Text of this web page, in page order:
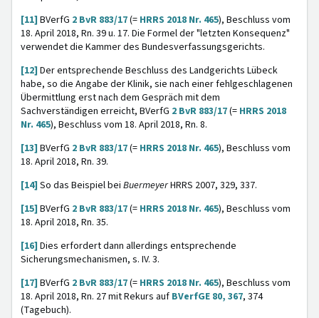
[11] BVerfG 2 BvR 883/17(= HRRS 2018 Nr. 465), Beschluss vom
18. April 2018, Rn. 39 u. 17. Die Formel der "letzten Konsequenz"
verwendet die Kammer des Bundesverfassungsgerichts.
[12] Der entsprechende Beschluss des Landgerichts Lübeck
habe, so die Angabe der Klinik, sie nach einer fehlgeschlagenen
Übermittlung erst nach dem Gespräch mit dem
Sachverständigen erreicht, BVerfG 2 BvR 883/17(= HRRS 2018
Nr. 465), Beschluss vom 18. April 2018, Rn. 8.
[13] BVerfG 2 BvR 883/17(= HRRS 2018 Nr. 465), Beschluss vom
18. April 2018, Rn. 39.
[14] So das Beispiel bei BuermeyerHRRS 2007, 329, 337.
[15] BVerfG 2 BvR 883/17(= HRRS 2018 Nr. 465), Beschluss vom
18. April 2018, Rn. 35.
[16] Dies erfordert dann allerdings entsprechende
Sicherungsmechanismen, s. IV. 3.
[17] BVerfG 2 BvR 883/17(= HRRS 2018 Nr. 465), Beschluss vom
18. April 2018, Rn. 27 mit Rekurs auf BVerfGE 80, 367, 374
(Tagebuch).